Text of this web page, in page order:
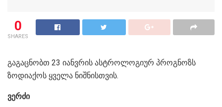
0
SHARES
გაგაცნობთ 23 იანვრის ასტროლოგიურ პროგნოზს
ზოდიაქოს ყველა ნიშნისთვის.
ვერძი